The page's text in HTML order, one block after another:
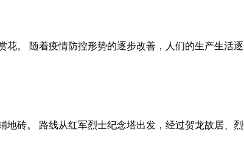
花。 随着疫情防控形势的逐步改善，人们的生产生活
砖。 路线从红军烈士纪念塔出发，经过贺龙故居、